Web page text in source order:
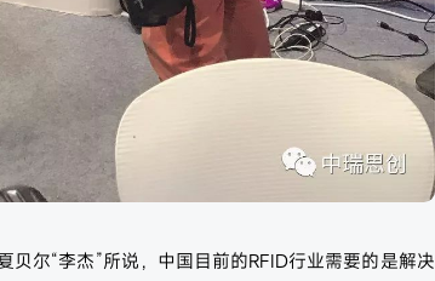
尔“李杰”所说，中国目前的RFID行业需要的是解决